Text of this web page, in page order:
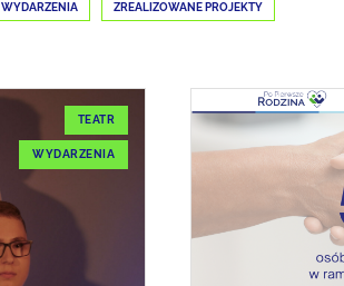
WYDARZENIA ZREALIZOWANE PROJEKTY
TEATR
WYDARZENIA